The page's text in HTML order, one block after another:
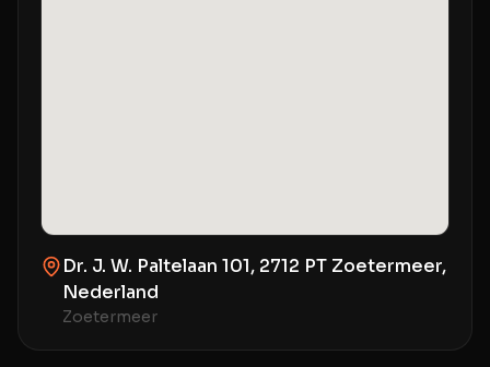
Dr. J. W. Paltelaan 101, 2712 PT Zoetermeer,
Nederland
Zoetermeer